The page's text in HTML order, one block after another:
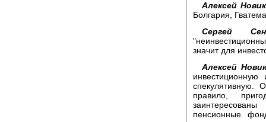
Алексей
Болгария,
Сергей
значит для
Алексей
спекулятивную.
правило,
пенсионные